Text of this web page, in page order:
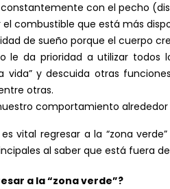
constantemente con el pecho
combustible que está más
de sueño porque el cuerpo
le da prioridad a utilizar todos
vida” y descuida otras
otras.
comportamiento
vital regresar a la “zona
al saber que está fuera de
a la “zona verde”?